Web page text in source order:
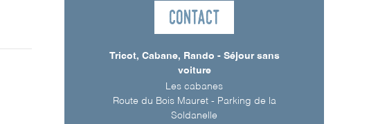
Contact
Tricot, Cabane, Rando - Séjour sans
voiture
Les cabanes
Route du Bois Mauret - Parking de la
Soldanelle